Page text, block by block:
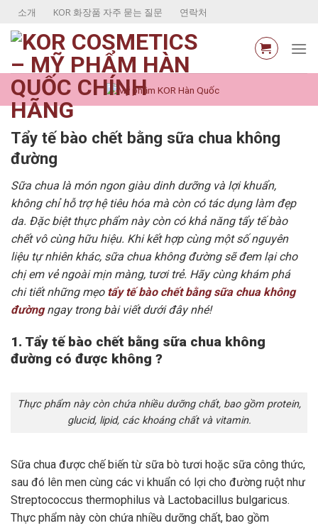
Skip
content
소개 KOR 화장품 자주 묻는 질문 연락처
Tẩy tế bào chết bằng sữa chua không
đường
Sữa chua là món ngon giàu dinh dưỡng và lợi khuẩn,
không chỉ hỗ trợ hệ tiêu hóa mà còn có tác dụng làm đẹp
da. Đặc biệt thực phẩm này còn có khả năng tẩy tế bào
chết vô cùng hữu hiệu. Khi kết hợp cùng một số nguyên
liệu tự nhiên khác, sữa chua không đường sẽ đem lại cho
chị em vẻ ngoài mịn màng, tươi trẻ. Hãy cùng khám phá
chi tiết những mẹo tẩy tế bào chết bằng sữa chua không
đườngngay trong bài viết dưới đây nhé!
1. Tẩy tế bào chết bằng sữa chua không
đường có được không ?
Thực phẩm này còn chứa nhiều dưỡng chất, bao gồm protein,
glucid, lipid, các khoáng chất và vitamin.
Sữa chua được chế biến từ sữa bò tươi hoặc sữa công thức,
sau đó lên men cùng các vi khuẩn có lợi cho đường ruột như
Streptococcus thermophilus và Lactobacillus bulgaricus.
Thực phẩm này còn chứa nhiều dưỡng chất, bao gồm